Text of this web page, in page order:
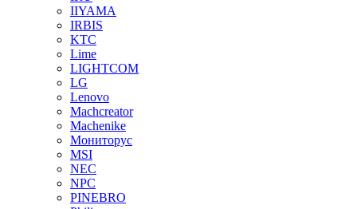
IIYAMA
IRBIS
KTC
Lime
LIGHTCOM
LG
Lenovo
Machcreator
Machenike
Мониторус
MSI
NEC
NPC
PINEBRO